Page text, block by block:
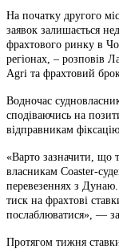
На початку другого
заявок залишається
фрахтового ринку в
регіонах, – розповів
Agri та фрахтовий
Водночас
сподіваючись на
відправникам
«Варто зазначити, що
власникам Coaster-
перевезеннях з
тиск на фрахтові
послаблюватися», —
Протягом тижня